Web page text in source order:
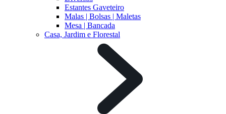
Estantes Gaveteiro
Malas | Bolsas | Maletas
Mesa | Bancada
Casa, Jardim e Florestal